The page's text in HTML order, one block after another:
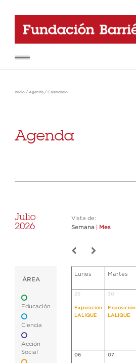
Inicio / Agenda / Calendario
Agenda
Julio
2026
Vista de:
Semana
Mes
ÁREA
Educación
Ciencia
Acción
Social
Lunes Martes
29
Exposición
LALIQUE
30
Exposición
LALIQUE
06 07